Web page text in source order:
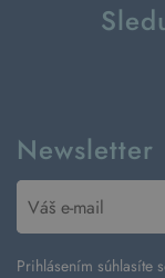
Newsletter
Prihlásením súhlasíte